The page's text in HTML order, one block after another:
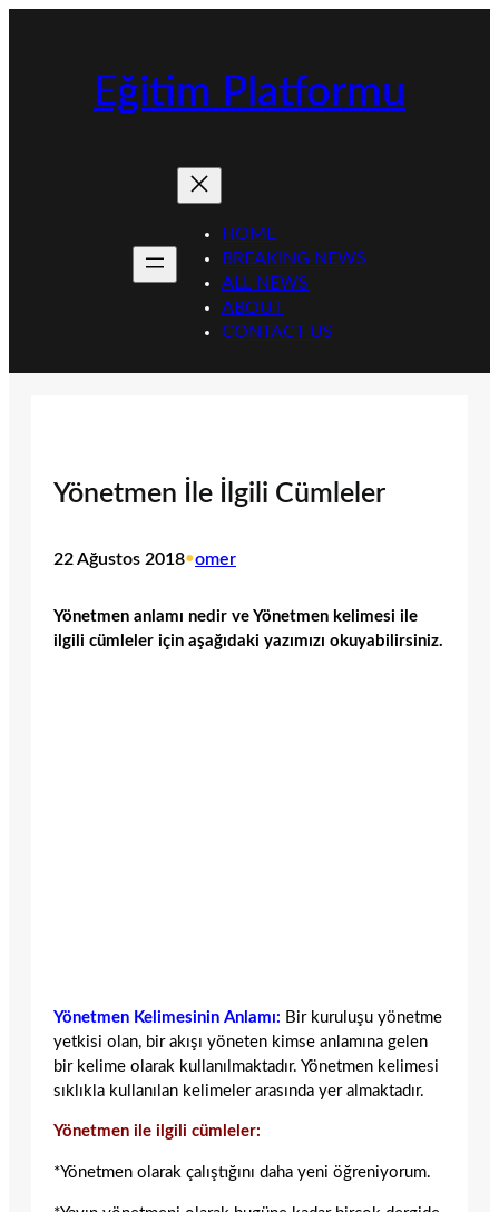
Eğitim Platformu
HOME
BREAKING NEWS
ALL NEWS
ABOUT
CONTACT US
Yönetmen İle İlgili Cümleler
22 Ağustos 2018•omer
Yönetmen anlamı nedir ve Yönetmen kelimesi ile
ilgili cümleler için aşağıdaki yazımızı okuyabilirsiniz.
Yönetmen Kelimesinin Anlamı: Bir kuruluşu yönetme
yetkisi olan, bir akışı yöneten kimse anlamına gelen
bir kelime olarak kullanılmaktadır. Yönetmen kelimesi
sıklıkla kullanılan kelimeler arasında yer almaktadır.
Yönetmen ile ilgili cümleler:
*Yönetmen olarak çalıştığını daha yeni öğreniyorum.